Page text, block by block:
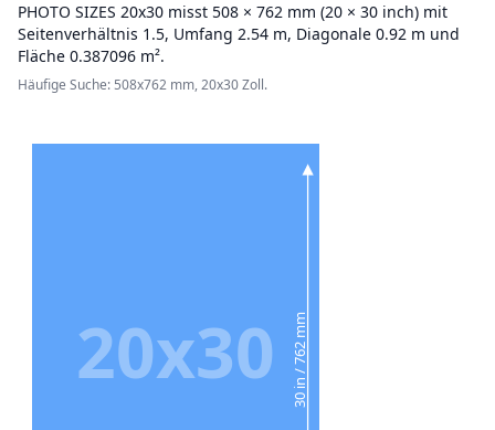
PHOTO SIZES 20x30 misst 508 × 762 mm (20 × 30 inch) mit
Seitenverhältnis 1.5, Umfang 2.54 m, Diagonale 0.92 m und
Fläche 0.387096 m².
Häufige Suche: 508x762 mm, 20x30 Zoll.
30 in / 762 mm
20x30